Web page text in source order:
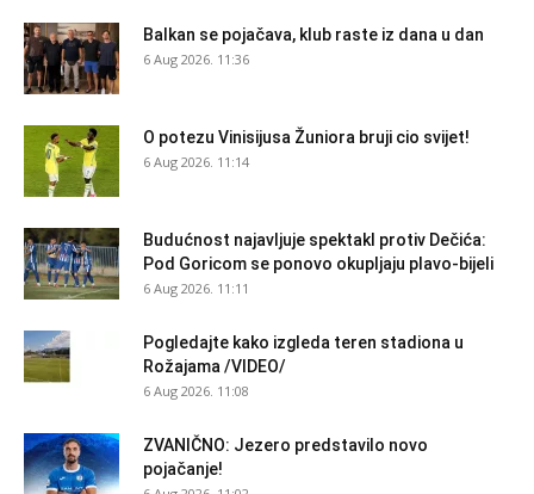
Balkan se pojačava, klub raste iz dana u dan
6 Aug 2026. 11:36
O potezu Vinisijusa Žuniora bruji cio svijet!
6 Aug 2026. 11:14
Budućnost najavljuje spektakl protiv Dečića:
Pod Goricom se ponovo okupljaju plavo-bijeli
6 Aug 2026. 11:11
Pogledajte kako izgleda teren stadiona u
Rožajama /VIDEO/
6 Aug 2026. 11:08
ZVANIČNO: Jezero predstavilo novo
pojačanje!